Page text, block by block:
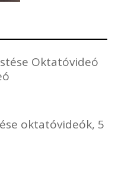
Oktatóvideó
oktatóvideók, 5